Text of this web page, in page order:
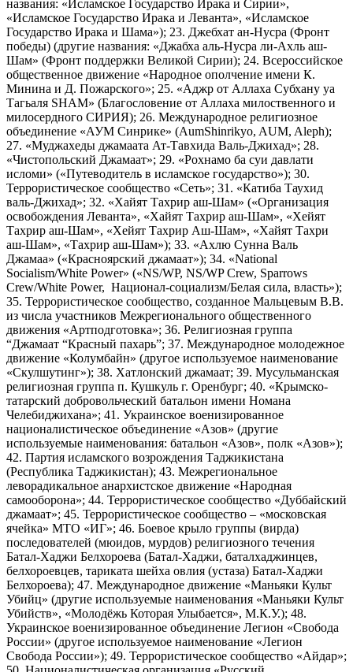
названия: «Исламское Государство Ирака и Сирии»,
«Исламское Государство Ирака и Леванта», «Исламское
Государство Ирака и Шама»); 23. Джебхат ан-Нусра (Фронт
победы) (другие названия: «Джабха аль-Нусра ли-Ахль аш-
Шам» (Фронт поддержки Великой Сирии); 24. Всероссийское
общественное движение «Народное ополчение имени К.
Минина и Д. Пожарского»; 25. «Аджр от Аллаха Субхану уа
Тагьаля SHAM» (Благословение от Аллаха милоственного и
милосердного СИРИЯ); 26. Международное религиозное
объединение «АУМ Синрике» (AumShinrikyo, AUM, Aleph);
27. «Муджахеды джамаата Ат-Тавхида Валь-Джихад»; 28.
«Чистопольский Джамаат»; 29. «Рохнамо ба суи давлати
исломи» («Путеводитель в исламское государство»); 30.
Террористическое сообщество «Сеть»; 31. «Катиба Таухид
валь-Джихад»; 32. «Хайят Тахрир аш-Шам» («Организация
освобождения Леванта», «Хайят Тахрир аш-Шам», «Хейят
Тахрир аш-Шам», «Хейят Тахрир Аш-Шам», «Хайят Тахри
аш-Шам», «Тахрир аш-Шам»); 33. «Ахлю Сунна Валь
Джамаа» («Красноярский джамаат»); 34. «National
Socialism/White Power» («NS/WP, NS/WP Crew, Sparrows
Crew/White Power, Национал-социализм/Белая сила, власть»);
35. Террористическое сообщество, созданное Мальцевым В.В.
из числа участников Межрегионального общественного
движения «Артподготовка»; 36. Религиозная группа
“Джамаат “Красный пахарь”; 37. Международное молодежное
движение «Колумбайн» (другое используемое наименование
«Скулшутинг»); 38. Хатлонский джамаат; 39. Мусульманская
религиозная группа п. Кушкуль г. Оренбург; 40. «Крымско-
татарский добровольческий батальон имени Номана
Челебиджихана»; 41. Украинское военизированное
националистическое объединение «Азов» (другие
используемые наименования: батальон «Азов», полк «Азов»);
42. Партия исламского возрождения Таджикистана
(Республика Таджикистан); 43. Межрегиональное
леворадикальное анархистское движение «Народная
самооборона»; 44. Террористическое сообщество «Дуббайский
джамаат»; 45. Террористическое сообщество – «московская
ячейка» МТО «ИГ»; 46. Боевое крыло группы (вирда)
последователей (мюидов, мурдов) религиозного течения
Батал-Хаджи Белхороева (Батал-Хаджи, баталхаджинцев,
белхороевцев, тариката шейха овлия (устаза) Батал-Хаджи
Белхороева); 47. Международное движение «Маньяки Культ
Убийц» (другие используемые наименования «Маньяки Культ
Убийств», «Молодёжь Которая Улыбается», М.К.У.); 48.
Украинское военизированное объединение Легион «Свобода
России» (другое используемое наименование «Легион
Свобода России»); 49. Террористическое сообщество «Айдар»;